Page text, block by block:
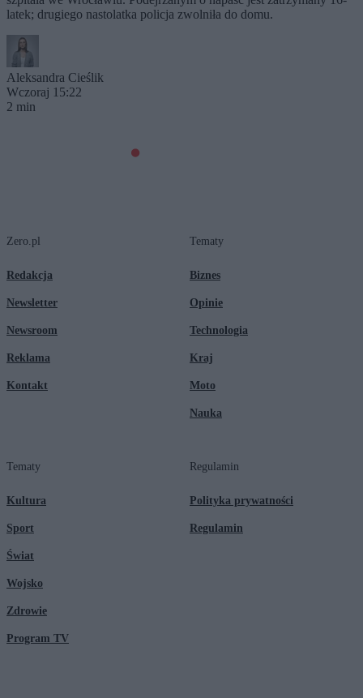
latek; drugiego nastolatka policja zwolniła do domu.
Aleksandra Cieślik
Wczoraj 15:22
2 min
Zero.pl
Redakcja
Newsletter
Newsroom
Reklama
Kontakt
Tematy
Biznes
Opinie
Technologia
Kraj
Moto
Nauka
Tematy
Kultura
Sport
Świat
Wojsko
Zdrowie
Program TV
Regulamin
Polityka prywatności
Regulamin